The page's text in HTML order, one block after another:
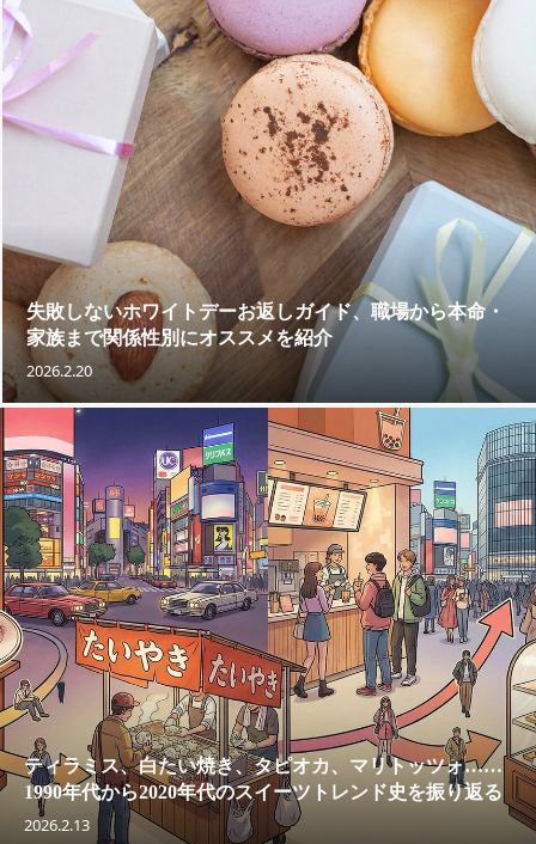
失敗しないホワイトデーお返しガイド、職場から本命・
家族まで関係性別にオススメを紹介
2026.2.20
ティラミス、白たい焼き、タピオカ、マリトッツォ……
1990年代から2020年代のスイーツトレンド史を振り返る
2026.2.13